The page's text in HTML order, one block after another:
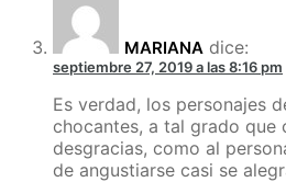
MARIANA dice:
septiembre 27, 2019 a las 8:16 pm
Es verdad, los personajes
chocantes, a tal grado que
desgracias, como al
de angustiarse casi se